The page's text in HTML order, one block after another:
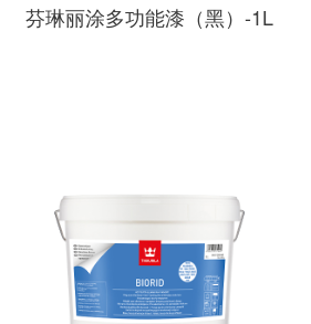
芬琳丽涂多功能漆（黑）-1L